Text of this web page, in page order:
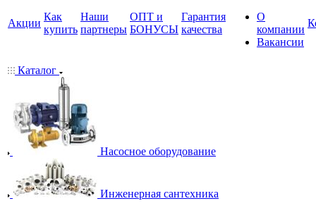
Акции
Как
купить
Наши
партнеры
ОПТ и
БОНУСЫ
Гарантия
качества
О
компании
Вакансии
Каталог
Насосное оборудование
Инженерная сантехника